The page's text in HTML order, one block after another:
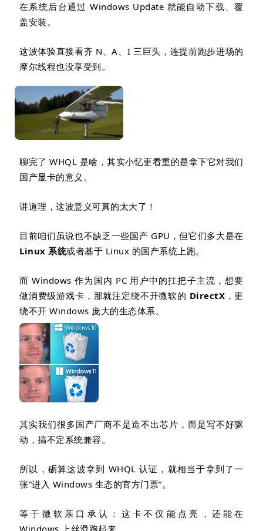
在系统后台通过 Windows Update 就能自动下载、覆
盖安装。
这波体验直接看齐 N、A、I 三巨头，连提前跑步进场的
摩尔线程也没享受到。
聊完了WHQL 是啥，其实小忆更看重的是拿下它对我们
国产显卡的意义。
讲道理，这波意义可真的太大了！
目前咱们虽说也不缺乏一些国产 GPU ，但它们多大是在
Linux 系统或者基于 Linux 的国产系统上跑。
而Windows作为国内 PC 用户中的扛把子主流，想要
做消费级游戏卡，那就注定绕不开微软的 DirectX ，更
绕不开 Windows 庞大的生态体系。
其实我们很多国产厂商不是造不出芯片，而是写不好驱
动，搞不定系统兼容。
所以，砺算这波拿到 WHQL 认证，就相当于拿到了一
张“进入 Windows 生态的官方门票”。
等于微软亲口承认：这卡不仅能点亮，还能在
Windows 上丝滑跑起来。